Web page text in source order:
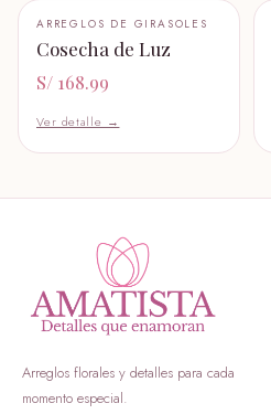
peluche I LOVE YOU
S/ 89.99
peluche dulce amor
S/ 199.00
peluche george verde
S/ 349.00
S/ 399.00
🤍
+ AÑADIR AL CARRITO
ARREGLOS DE GIRASOLES
Cosecha de Luz
S/ 168.99
Ver detalle →
Arreglos florales y detalles para cada
momento especial.